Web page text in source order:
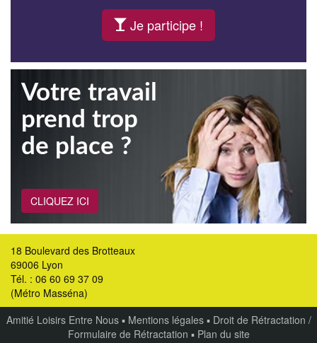
Je participe !
Votre travail
prend trop
de place ?
CLIQUEZ ICI
18 Boulevard des Brotteaux
69006 Lyon
Tél. : 06 60 69 37 09
(Métro Masséna)
Amitié Loisirs Entre Nous▪ Mentions légales▪ Droit de Rétractation /
Formulaire de Rétractation ▪ Plan du site